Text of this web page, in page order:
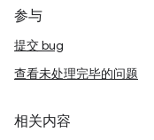
参与
提交 bug
查看未处理完毕的问题
相关内容